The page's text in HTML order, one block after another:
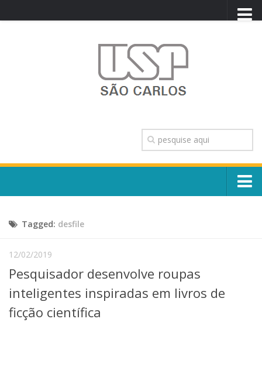
TRANSPARÊNCIA
OUVIDORIA
CONTATO
Escola, Institutos e Órgãos
Núcleos e Comissões
Telefones e Mapas
Pessoas
Graduação
Tagged: desfile
12/02/2019
Pesquisador desenvolve roupas
inteligentes inspiradas em livros de
ficção científica